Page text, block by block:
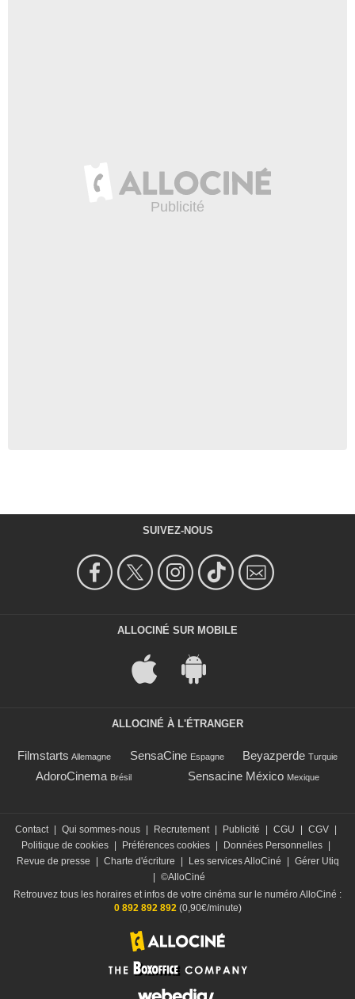
SUIVEZ-NOUS
ALLOCINÉ SUR MOBILE
ALLOCINÉ À L'ÉTRANGER
Filmstarts Allemagne SensaCine Espagne Beyazperde Turquie
AdoroCinema Brésil Sensacine México Mexique
Contact | Qui sommes-nous | Recrutement | Publicité | CGU | CGV |
Politique de cookies | Préférences cookies | Données Personnelles |
Revue de presse
| Charte d'écriture | Les services AlloCiné | Gérer Utiq
| ©AlloCiné
Retrouvez tous les horaires et infos de votre cinéma sur le numéro AlloCiné :
0 892 892 892 (0,90€/minute)